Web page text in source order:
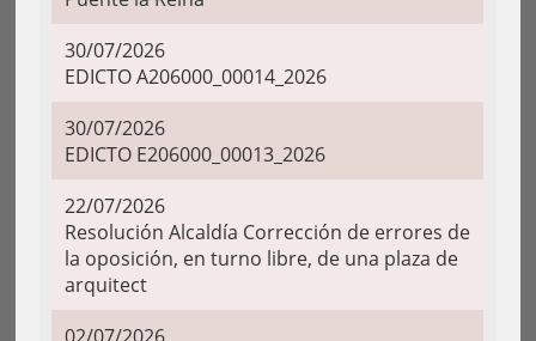
30/07/2026
EDICTO A206000_00014_2026
30/07/2026
EDICTO E206000_00013_2026
22/07/2026
Resolución Alcaldía Corrección de errores de
la oposición, en turno libre, de una plaza de
arquitect